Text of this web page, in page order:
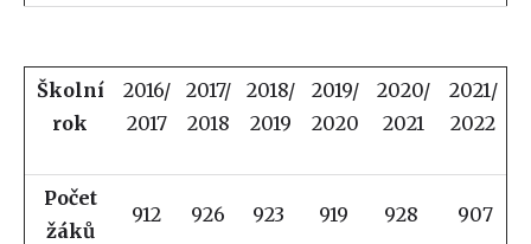
Školní
rok
2016/
2017
2017/
2018
2018/
2019
2019/
2020
2020/
2021
2021/
2022
Počet
žáků
912 926 923 919 928 907